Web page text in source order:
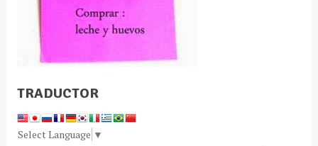
TRADUCTOR
Select Language ▼